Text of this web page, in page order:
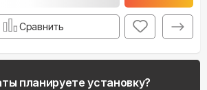
Сравнить
планируете установку?